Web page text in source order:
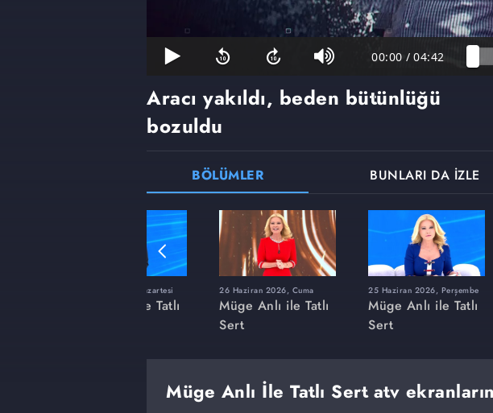
00:00 / 04:42
Aracı yakıldı, beden bütünlüğü
bozuldu
BÖLÜMLER BUNLARI DA İZLE
8 Haziran 2026, Pazartesi
Müge Anlı ile Tatlı
26 Haziran 2026, Cuma
Müge Anlı ile Tatlı
Sert
25 Haziran 2026, Perşembe
Müge Anlı ile Tatlı
Sert
Müge Anlı İle Tatlı Sert atv